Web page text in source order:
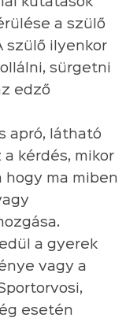
a szülő
szülő ilyenkor
sürgetni
edző
apró, látható
a kérdés, mikor
hogy ma miben
a gyerek
vagy a
esetén